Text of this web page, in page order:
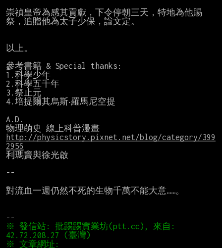
崇禎皇帝為感其貢獻，下令停朝三天，特地為他賜
祭，追贈他為太子少保，諡文定。
以上。
參考書籍 & Special thanks:
1.科學少年
2.科學五千年
3.祭止元
4.培提爾其烏斯‧羅馬尼空提
A.D.
http://physicstory.pixnet.net/blog/category/399
2956
利瑪竇與徐光啟
--
對流血一週仍然不死的生物千萬不能大意……。
※ 發信站: 批踢踢實業坊(ptt.cc), 來自: